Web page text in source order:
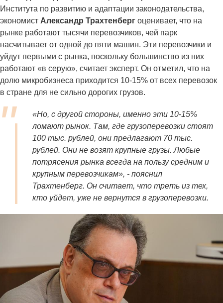
Института по развитию и адаптации законодательства,
экономист Александр Трахтенберг оценивает, что на
рынке работают тысячи перевозчиков, чей парк
насчитывает от одной до пяти машин. Эти перевозчики и
уйдут первыми с рынка, поскольку большинство из них
работают «в серую», считает эксперт. Он отметил, что на
долю микробизнеса приходится 10-15% от всех перевозок
в стране для не сильно дорогих грузов.
«Но, с другой стороны, именно эти 10-15%
ломают рынок. Там, где грузоперевозки стоят
100 тыс. рублей, они предлагают 70 тыс.
рублей. Они не возят крупные грузы. Любые
потрясения рынка всегда на пользу средним и
крупным перевозчикам», - пояснил
Трахтенберг. Он считает, что треть из тех,
кто уйдет, уже не вернутся в грузоперевозки.